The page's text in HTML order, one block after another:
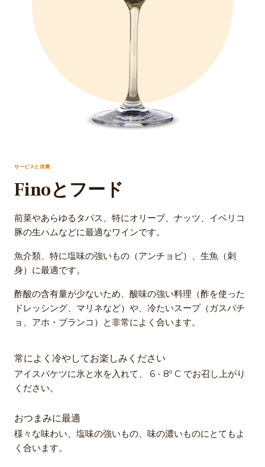
サービスと消費
Finoとフード
前菜やあらゆるタパス、特にオリーブ、ナッツ、イベリコ
豚の生ハムなどに最適なワインです。
魚介類、特に塩味の強いもの（アンチョビ）、生魚（刺
身）に最適です。
酢酸の含有量が少ないため、酸味の強い料理（酢を使った
ドレッシング、マリネなど）や、冷たいスープ（ガスパチ
ョ、アホ・ブランコ）と非常によく合います。
常によく冷やしてお楽しみください
アイスバケツに氷と水を入れて、 6 - 8º C でお召し上がり
ください。
おつまみに最適
様々な味わい、塩味の強いもの、味の濃いものにとてもよ
く合います。